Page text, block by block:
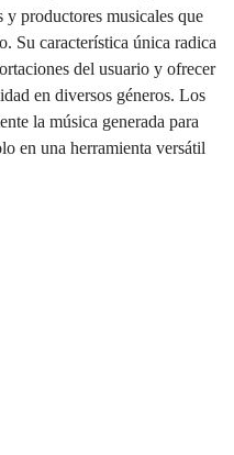
y productores musicales que
Su característica única radica
del usuario y ofrecer
en diversos géneros. Los
la música generada para
en una herramienta versátil